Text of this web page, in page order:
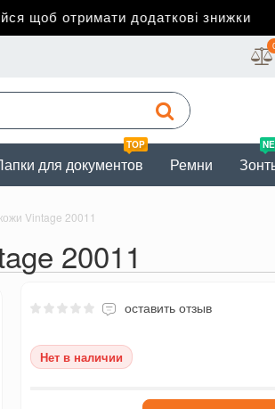
щоб отримати додаткові знижки
TOP
для документов Ремни
Vintage 20011
20011
оставить отзыв
Нет в наличии